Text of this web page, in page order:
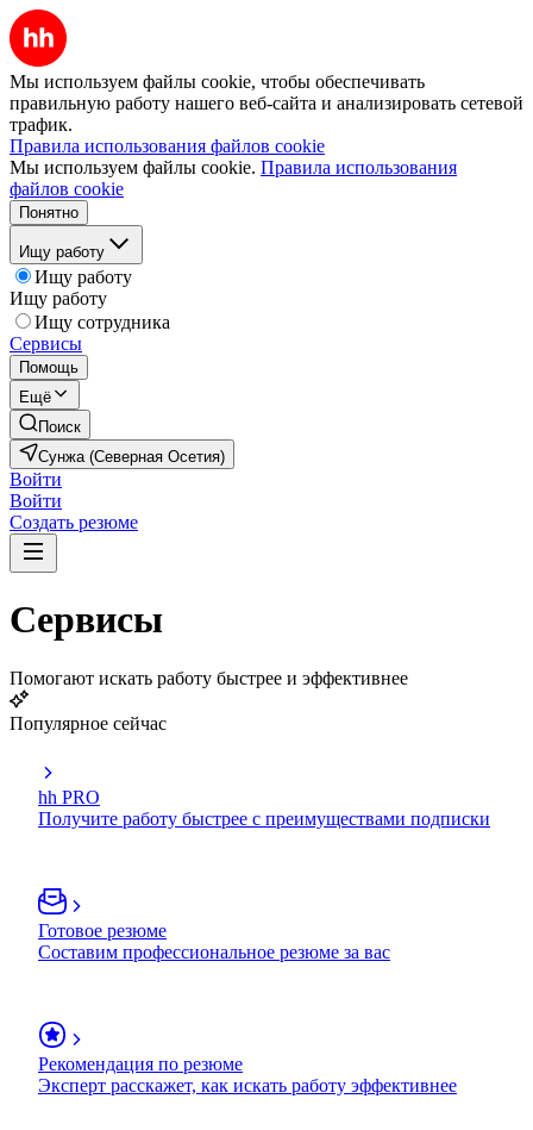
Мы используем файлы cookie, чтобы обеспечивать
правильную работу нашего веб-сайта и анализировать сетевой
трафик.
Правила использования файлов cookie
Мы используем файлы cookie. Правила использования
файлов cookie
Понятно
Ищу работу
Ищу работу
Ищу работу
Ищу сотрудника
Сервисы
Помощь
Ещё
Поиск
Сунжа (Северная Осетия)
Войти
Войти
Создать резюме
Сервисы
Помогают искать работу быстрее и эффективнее
Популярное сейчас
hh PRO
Получите работу быстрее с преимуществами подписки
Готовое резюме
Составим профессиональное резюме за вас
Рекомендация по резюме
Эксперт расскажет, как искать работу эффективнее